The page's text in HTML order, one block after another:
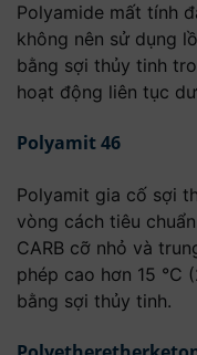
Polyamide mất tính
không nên sử dụng
bằng sợi thủy tinh
hoạt động liên tục
Polyamit 46
Polyamit gia cố sợi
vòng cách tiêu
CARB cỡ nhỏ và
phép cao hơn 15 °C
bằng sợi thủy tinh.